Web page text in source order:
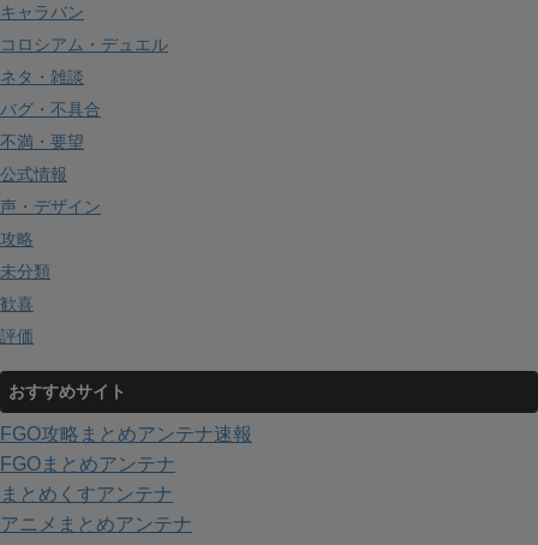
キャラバン
コロシアム・デュエル
ネタ・雑談
バグ・不具合
不満・要望
公式情報
声・デザイン
攻略
未分類
歓喜
評価
おすすめサイト
FGO攻略まとめアンテナ速報
FGOまとめアンテナ
まとめくすアンテナ
アニメまとめアンテナ